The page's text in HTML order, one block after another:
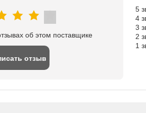
об этом поставщике
отзыв
5
4
3
2
1